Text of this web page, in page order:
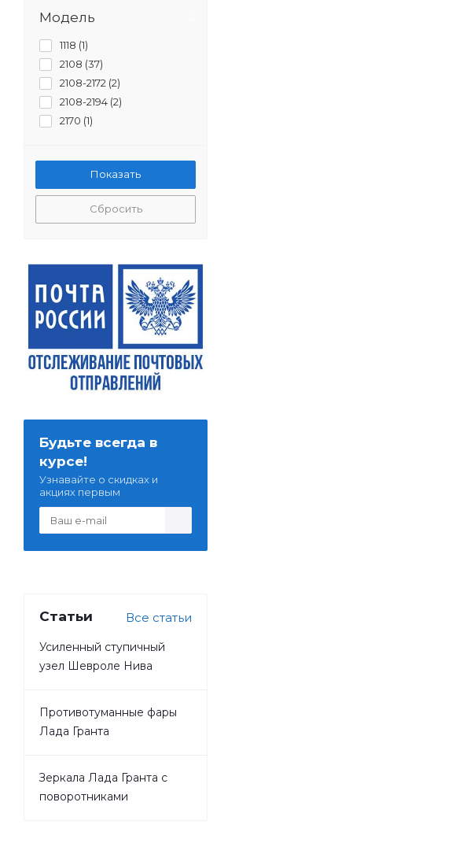
переднего рычага (
Модель
1118 (1)
2108 (37)
2108-2172 (2)
2108-2194 (2)
2170 (1)
Сбросить
Будьте всегда в
курсе!
Узнавайте о скидках и
акциях первым
Статьи Все статьи
Усиленный ступичный
узел Шевроле Нива
Противотуманные фары
Лада Гранта
Зеркала Лада Гранта с
поворотниками